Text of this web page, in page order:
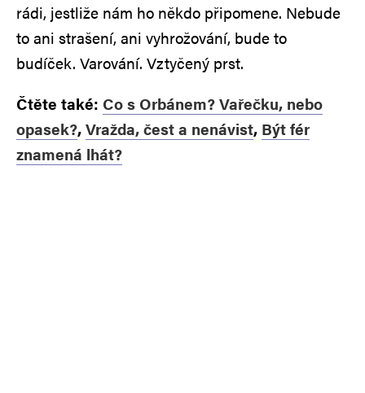
rádi, jestliže nám ho někdo připomene. Nebude
to ani strašení, ani vyhrožování, bude to
budíček. Varování. Vztyčený prst.
Čtěte také: Co s Orbánem? Vařečku, nebo
opasek?,Vražda, čest a nenávist, Být fér
znamená lhát?